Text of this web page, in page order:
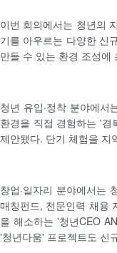
이번 회의에서는 청년의
기를 아우르는 다양한 신
만들 수 있는 환경 조성에
청년 유입·정착 분야에
환경을 직접 경험하는 '
제안됐다. 단기 체험을 지
창업·일자리 분야에서는
매칭펀드, 전문인력 채용
을 해소하는 '청년CEO
'청년다움' 프로젝트도 신